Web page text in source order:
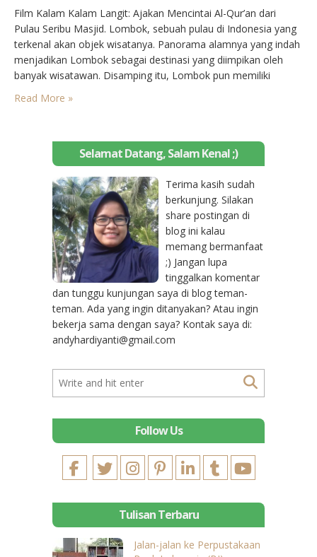
Film Kalam Kalam Langit: Ajakan Mencintai Al-Qur’an dari
Pulau Seribu Masjid. Lombok, sebuah pulau di Indonesia yang
terkenal akan objek wisatanya. Panorama alamnya yang indah
menjadikan Lombok sebagai destinasi yang diimpikan oleh
banyak wisatawan. Disamping itu, Lombok pun memiliki
julukan sebagai Pulau Seribu Masjid. Hal ini karena jumlah
masjid di Lombok sangat banyak, bahkan tidak jarang
Read More »
Selamat Datang, Salam Kenal ;)
Terima kasih sudah
berkunjung. Silakan
share postingan di
blog ini kalau
memang bermanfaat
;) Jangan lupa
tinggalkan komentar
dan tunggu kunjungan saya di blog teman-
teman. Ada yang ingin ditanyakan? Atau ingin
bekerja sama dengan saya? Kontak saya di:
andyhardiyanti@gmail.com
Follow Us
Tulisan Terbaru
Jalan-jalan ke Perpustakaan